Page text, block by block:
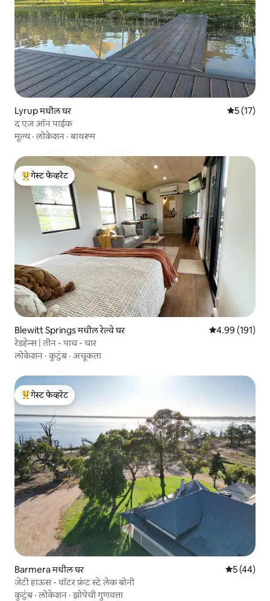
Lyrup मधील घर 5 पैकी 5
5 (17)
द एज ऑन पाईक
मूल्य·लोकेशन ·बाथरूम
टॉप गेस्ट फेव्हरेट
गेस्ट फेव्हरेट
Blewitt Springs मधील रेल्वे घर 5 पैकी 4.99
4.99 (191)
रेडहेन्स | तीन - पाच - चार
लोकेशन ·कुटुंब· अचूकता
टॉप गेस्ट फेव्हरेट
गेस्ट फेव्हरेट
Barmera मधील घर 5 पैकी 5
5 (44)
जेटी हाऊस - वॉटर फ्रंट स्टे लेक बोनी
कुटुंब·लोकेशन ·झोपेची गुणवत्ता